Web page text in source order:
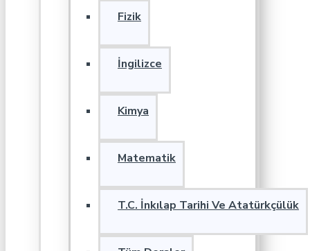
Fizik
İngilizce
Kimya
Matematik
T.C. İnkılap Tarihi Ve Atatürkçülük